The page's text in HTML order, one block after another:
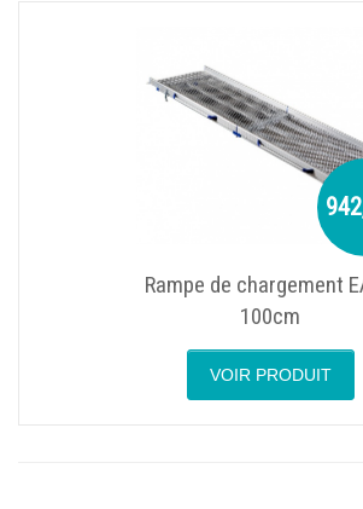
Rampe de chargement
100cm
VOIR PRODUIT